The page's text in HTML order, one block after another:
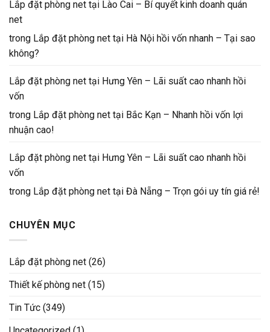
Lắp đặt phòng net tại Lào Cai – Bí quyết kinh doanh quán
net
trong Lắp đặt phòng net tại Hà Nội hồi vốn nhanh – Tại sao
không?
Lắp đặt phòng net tại Hưng Yên – Lãi suất cao nhanh hồi
vốn
trong Lắp đặt phòng net tại Bắc Kạn – Nhanh hồi vốn lợi
nhuận cao!
Lắp đặt phòng net tại Hưng Yên – Lãi suất cao nhanh hồi
vốn
trong Lắp đặt phòng net tại Đà Nẵng – Trọn gói uy tín giá rẻ!
CHUYÊN MỤC
Lắp đặt phòng net (26)
Thiết kế phòng net (15)
Tin Tức (349)